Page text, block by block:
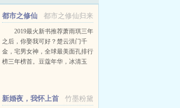
都市之修仙归来
都市之修仙
归来2019最火新书推荐萧雨琪三年
之后，你娶我可好？楚云洪门千
金，宅男女神，全球最美面孔排行
榜三年榜首。豆蔻年华，冰清玉
竹墨粉黛
新婚夜，我怀上首